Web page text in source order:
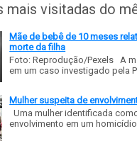
mais visitadas do
Mãe de bebê de 10 meses
morte da filha
Foto: Reprodução/Pexels A
em um caso investigado pela
Mulher suspeita de
Uma mulher identificada
envolvimento em um